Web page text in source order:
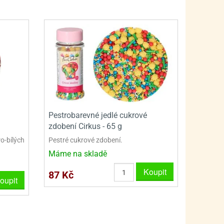
VAKUOVÉ UCHOVÁNÍ POTRAVIN
PLECHOVÉ KRABIČKY
PRO FANOUŠKY TLAPKOVÉ PATROLY - PAW
PRO FANOUŠKY TROLLS - TROLOVÉ
bílých
Pestrobarevné jedlé cukrové
zdobení Cirkus - 65 g
Pestré cukrové zdobení.
Máme na skladě
87 Kč Koupit